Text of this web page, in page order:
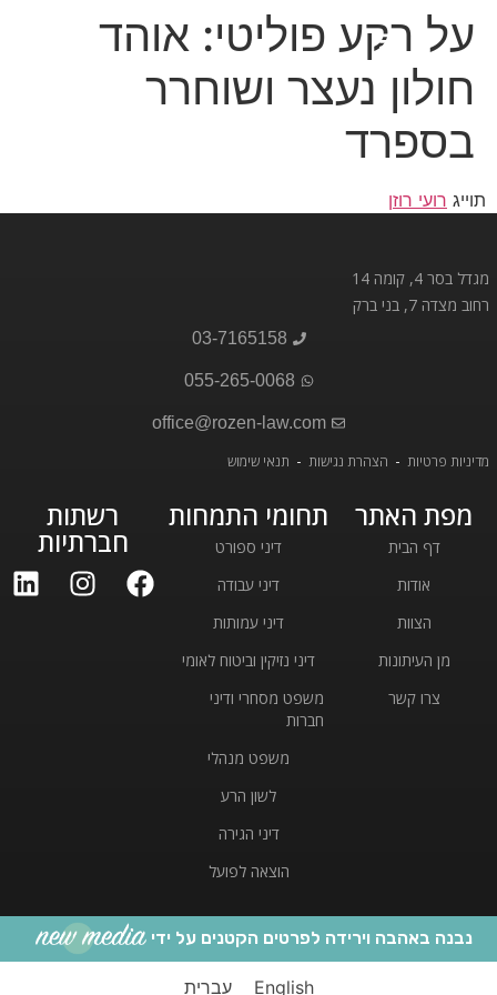
על רקע פוליטי: אוהד
חולון נעצר ושוחרר
בספרד
תוייג רועי רוזן
מגדל בסר 4, קומה 14
רחוב מצדה 7, בני ברק
03-7165158
055-265-0068
office@rozen-law.com
מדיניות פרטיות הצהרת נגישות תנאי שימוש
מפת האתר
דף הבית
אודות
הצוות
מן העיתונות
צרו קשר
תחומי התמחות
דיני ספורט
דיני עבודה
דיני עמותות
דיני נזיקין וביטוח לאומי
משפט מסחרי ודיני
חברות
משפט מנהלי
לשון הרע
דיני הגירה
הוצאה לפועל
רשתות
חברתיות
נבנה באהבה וירידה לפרטים הקטנים על ידי
English עברית